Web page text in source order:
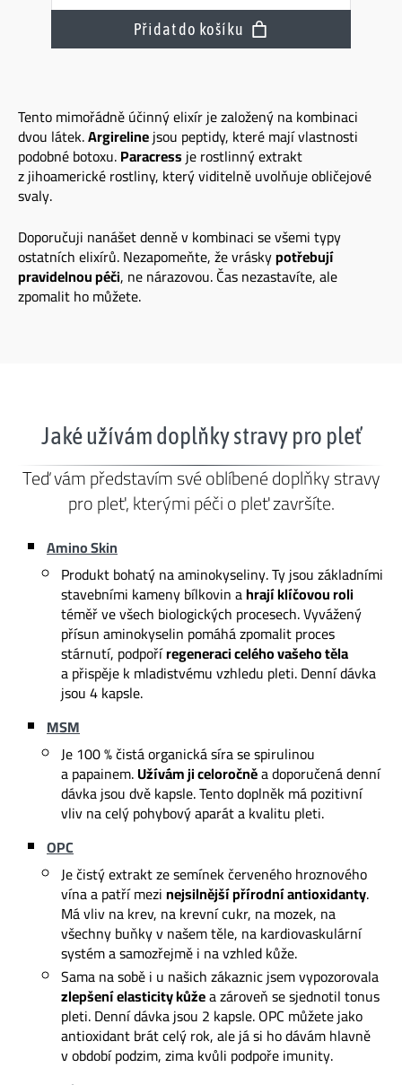
Přidat do košíku
Tento mimořádně účinný elixír je založený na kombinaci
dvou látek.Argirelinejsou peptidy, které mají vlastnosti
podobné botoxu.Paracressje rostlinný extrakt
z jihoamerické rostliny, který viditelně uvolňuje obličejové
svaly.
Doporučuji nanášet denně v kombinaci se všemi typy
ostatních elixírů. Nezapomeňte, že vráskypotřebují
pravidelnou péči, ne nárazovou. Čas nezastavíte, ale
zpomalit ho můžete.
Jaké užívám doplňky stravy pro pleť
Teď vám představím své oblíbené doplňky stravy
pro pleť, kterými péči o pleť završíte.
Amino Skin
Produkt bohatý na aminokyseliny. Ty jsou základními
stavebními kameny bílkovin ahrají klíčovou roli
téměř ve všech biologických procesech. Vyvážený
přísun aminokyselin pomáhá zpomalit proces
stárnutí, podpoříregeneraci celého vašeho těla
a přispěje k mladistvému vzhledu pleti. Denní dávka
jsou 4 kapsle.
MSM
Je 100 % čistá organická síra se spirulinou
a papainem.Užívám ji celoročněa doporučená denní
dávka jsou dvě kapsle. Tento doplněk má pozitivní
vliv na celý pohybový aparát a kvalitu pleti.
OPC
Je čistý extrakt ze semínek červeného hroznového
vína a patří mezinejsilnější přírodní antioxidanty.
Má vliv na krev, na krevní cukr, na mozek, na
všechny buňky v našem těle, na kardiovaskulární
systém a samozřejmě i na vzhled kůže.
Sama na sobě i u našich zákaznic jsem vypozorovala
zlepšení elasticity kůžea zároveň se sjednotil tonus
pleti. Denní dávka jsou 2 kapsle. OPC můžete jako
antioxidant brát celý rok, ale já si ho dávám hlavně
v období podzim, zima kvůli podpoře imunity.